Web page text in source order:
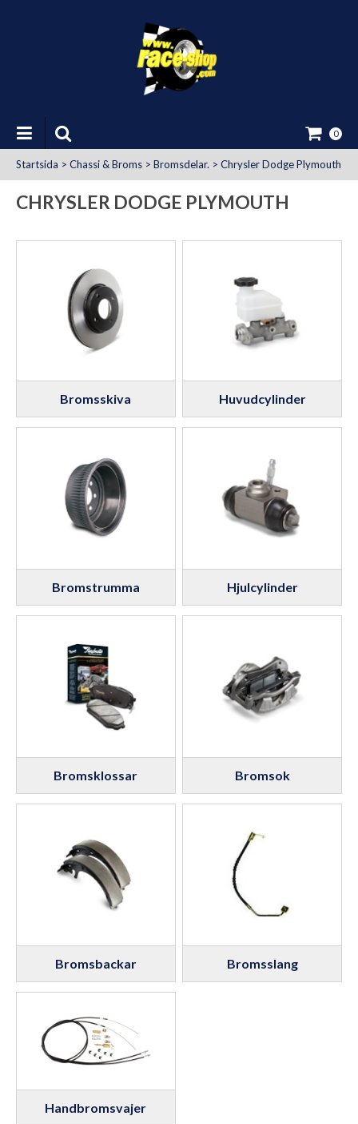
0
Startsida > Chassi & Broms > Bromsdelar. > Chrysler Dodge Plymouth
CHRYSLER DODGE PLYMOUTH
Bromsskiva Huvudcylinder
Bromstrumma Hjulcylinder
Bromsklossar Bromsok
Bromsbackar Bromsslang
Handbromsvajer